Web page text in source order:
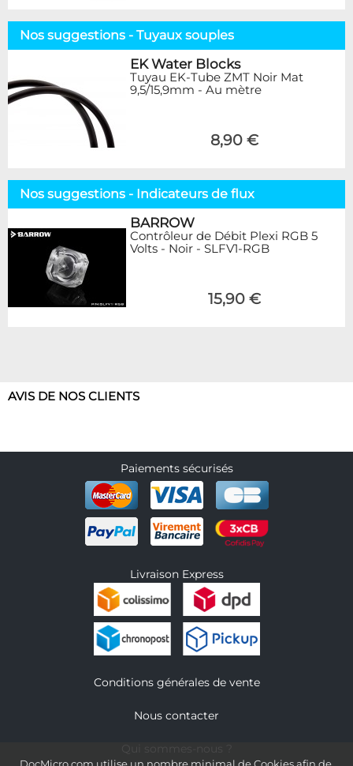
Nos suggestions - Tuyaux souples
EK Water Blocks
Tuyau EK-Tube ZMT Noir Mat
9,5/15,9mm - Au mètre
8,90 €
Nos suggestions - Indicateurs de flux
BARROW
Contrôleur de Débit Plexi RGB 5
Volts - Noir - SLFV1-RGB
15,90 €
AVIS DE NOS CLIENTS
Paiements sécurisés
Livraison Express
Conditions générales de vente
Nous contacter